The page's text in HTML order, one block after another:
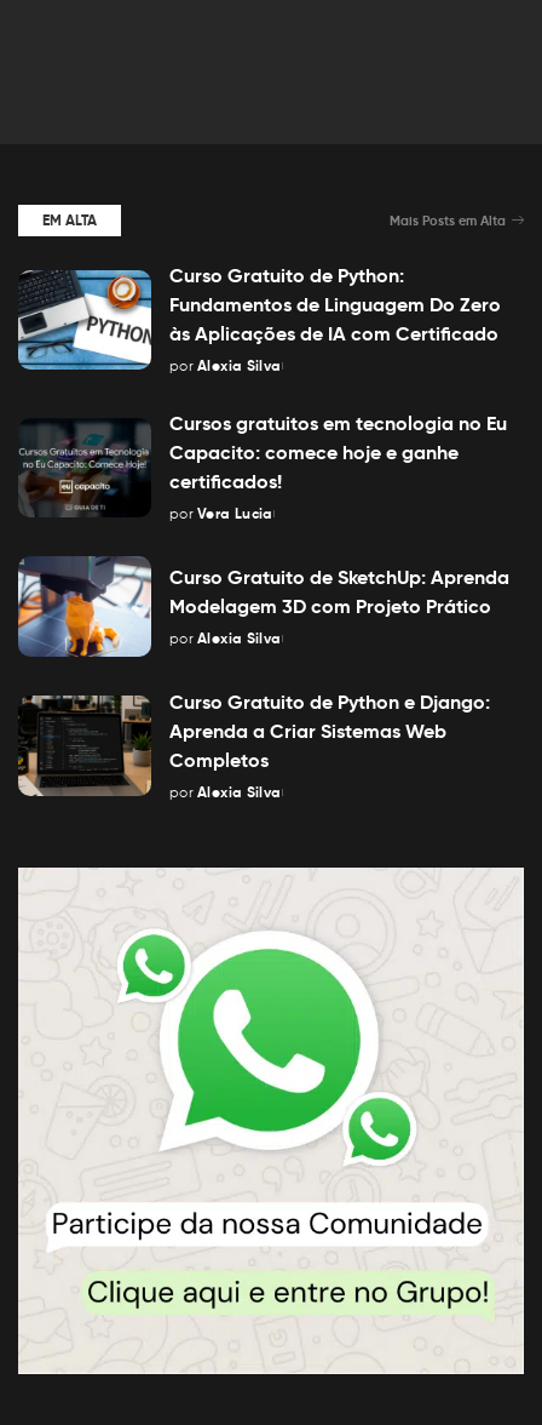
EM ALTA Mais Posts em Alta
Curso Gratuito de Python:
Fundamentos de Linguagem Do Zero
às Aplicações de IA com Certificado
Posted
por Alexia Silva
Cursos gratuitos em tecnologia no Eu
Capacito: comece hoje e ganhe
certificados!
Posted
por Vera Lucia
Curso Gratuito de SketchUp: Aprenda
Modelagem 3D com Projeto Prático
Posted
por Alexia Silva
Curso Gratuito de Python e Django:
Aprenda a Criar Sistemas Web
Completos
Posted
por Alexia Silva